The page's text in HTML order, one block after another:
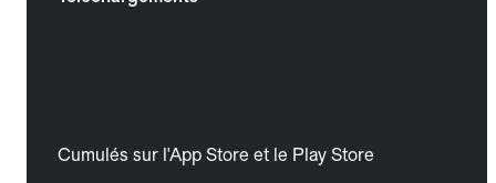
Cumulés sur l'App Store et le Play Store